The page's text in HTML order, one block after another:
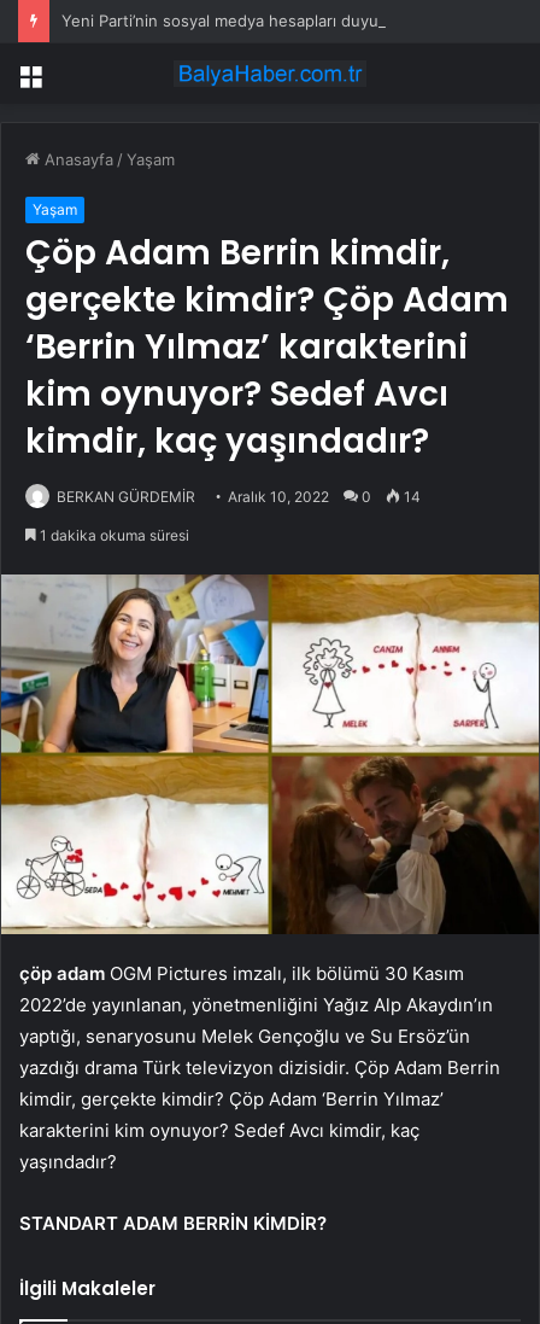
Yeni Parti’nin sosyal medya hesapları duyuruldu
Menü
Anasayfa /Yaşam
Yaşam
Çöp Adam Berrin kimdir,
gerçekte kimdir? Çöp Adam
‘Berrin Yılmaz’ karakterini
kim oynuyor? Sedef Avcı
kimdir, kaç yaşındadır?
BERKAN GÜRDEMİR Aralık 10, 2022 0 14
1 dakika okuma süresi
çöp adam OGM Pictures imzalı, ilk bölümü 30 Kasım
2022’de yayınlanan, yönetmenliğini Yağız Alp Akaydın’ın
yaptığı, senaryosunu Melek Gençoğlu ve Su Ersöz’ün
yazdığı drama Türk televizyon dizisidir. Çöp Adam Berrin
kimdir, gerçekte kimdir? Çöp Adam ‘Berrin Yılmaz’
karakterini kim oynuyor? Sedef Avcı kimdir, kaç
yaşındadır?
STANDART ADAM BERRİN KİMDİR?
İlgili Makaleler